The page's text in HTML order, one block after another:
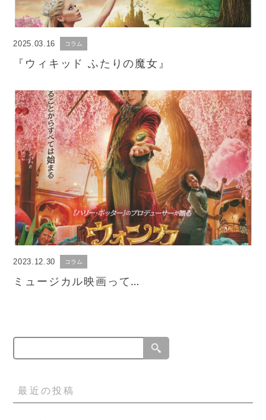
2025.03.16 コラム
『ウィキッド ふたりの魔女』
2023.12.30 コラム
ミュージカル映画って…
最近の投稿